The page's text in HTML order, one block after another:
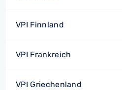
VPI Finnland
VPI Frankreich
VPI Griechenland